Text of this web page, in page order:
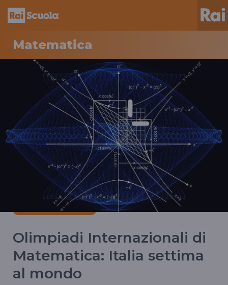
Matematica
Scuola Secondaria 2°
Olimpiadi Internazionali di
Matematica: Italia settima
al mondo